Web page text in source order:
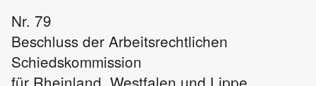
Nr. 79
Beschluss der Arbeitsrechtlichen
Schiedskommission
für Rheinland, Westfalen und Lippe